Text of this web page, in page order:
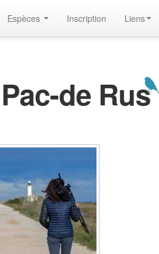
Espèces Inscription Liens
de Rus